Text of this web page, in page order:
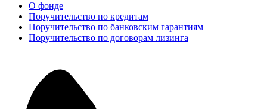
О фонде
Поручительство по кредитам
Поручительство по банковским гарантиям
Поручительство по договорам лизинга